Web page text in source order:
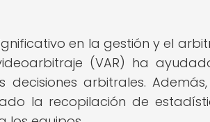
en la gestión y el
(VAR) ha
arbitrales.
la recopilación de